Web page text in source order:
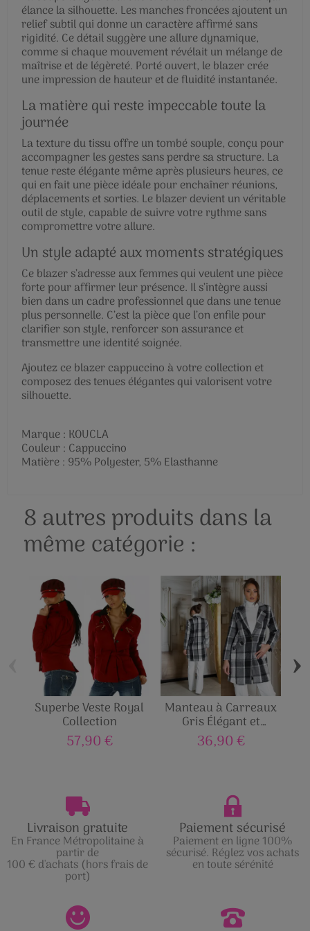
élance la silhouette. Les manches froncées ajoutent un
relief subtil qui donne un caractère affirmé sans
rigidité. Ce détail suggère une allure dynamique,
comme si chaque mouvement révélait un mélange de
maîtrise et de légèreté. Porté ouvert, le blazer crée
une impression de hauteur et de fluidité instantanée.
La matière qui reste impeccable toute la
journée
La texture du tissu offre un tombé souple, conçu pour
accompagner les gestes sans perdre sa structure. La
tenue reste élégante même après plusieurs heures, ce
qui en fait une pièce idéale pour enchaîner réunions,
déplacements et sorties. Le blazer devient un véritable
outil de style, capable de suivre votre rythme sans
compromettre votre allure.
Un style adapté aux moments stratégiques
Ce blazer s’adresse aux femmes qui veulent une pièce
forte pour affirmer leur présence. Il s’intègre aussi
bien dans un cadre professionnel que dans une tenue
plus personnelle. C’est la pièce que l’on enfile pour
clarifier son style, renforcer son assurance et
transmettre une identité soignée.
Ajoutez ce blazer cappuccino à votre collection et
composez des tenues élégantes qui valorisent votre
silhouette.
Marque : KOUCLA
Couleur : Cappuccino
Matière : 95% Polyester, 5% Elasthanne
8 autres produits dans la
même catégorie :
Superbe Veste Royal
Collection
57,90 €
Manteau à Carreaux
Gris Élégant et
Intemporel
36,90 €
›
Livraison gratuite
En France Métropolitaine à
partir de
100 € d'achats (hors frais de
port)
Paiement sécurisé
Paiement en ligne 100%
sécurisé. Réglez vos achats
en toute sérénité